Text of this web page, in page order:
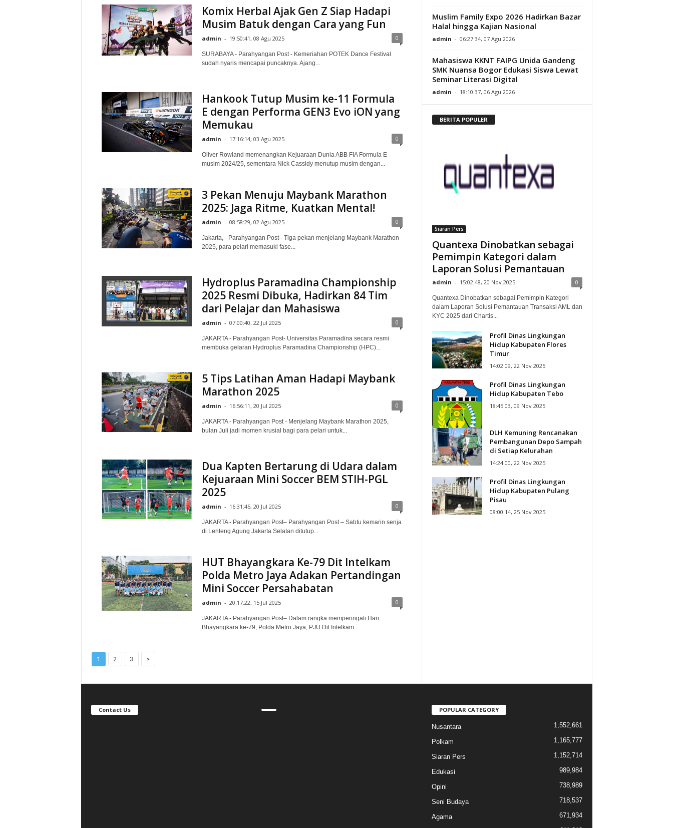
Komix Herbal Ajak Gen Z Siap Hadapi
Musim Batuk dengan Cara yang Fun
admin - 19:50:41, 08 Agu 2025 0
SURABAYA - Parahyangan Post - Kemeriahan POTEK Dance Festival
sudah nyaris mencapai puncaknya. Ajang...
Hankook Tutup Musim ke-11 Formula
E dengan Performa GEN3 Evo iON yang
Memukau
admin - 17:16:14, 03 Agu 2025 0
Oliver Rowland memenangkan Kejuaraan Dunia ABB FIA Formula E
musim 2024/25, sementara Nick Cassidy menutup musim dengan...
3 Pekan Menuju Maybank Marathon
2025: Jaga Ritme, Kuatkan Mental!
admin - 08:58:29, 02 Agu 2025 0
Jakarta, - Parahyangan Post– Tiga pekan menjelang Maybank Marathon
2025, para pelari memasuki fase...
Hydroplus Paramadina Championship
2025 Resmi Dibuka, Hadirkan 84 Tim
dari Pelajar dan Mahasiswa
admin - 07:00:40, 22 Jul 2025 0
JAKARTA - Parahyangan Post- Universitas Paramadina secara resmi
membuka gelaran Hydroplus Paramadina Championship (HPC)...
5 Tips Latihan Aman Hadapi Maybank
Marathon 2025
admin - 16:56:11, 20 Jul 2025 0
JAKARTA - Parahyangan Post - Menjelang Maybank Marathon 2025,
bulan Juli jadi momen krusial bagi para pelari untuk...
Dua Kapten Bertarung di Udara dalam
Kejuaraan Mini Soccer BEM STIH-PGL
2025
admin - 16:31:45, 20 Jul 2025 0
JAKARTA - Parahyangan Post– Parahyangan Post – Sabtu kemarin senja
di Lenteng Agung Jakarta Selatan ditutup...
HUT Bhayangkara Ke-79 Dit Intelkam
Polda Metro Jaya Adakan Pertandingan
Mini Soccer Persahabatan
admin - 20:17:22, 15 Jul 2025 0
JAKARTA - Parahyangan Post– Dalam rangka memperingati Hari
Bhayangkara ke-79, Polda Metro Jaya, PJU Dit Intelkam...
1 2 3 >
Muslim Family Expo 2026 Hadirkan Bazar
Halal hingga Kajian Nasional
admin - 06:27:34, 07 Agu 2026
Mahasiswa KKNT FAIPG Unida Gandeng
SMK Nuansa Bogor Edukasi Siswa Lewat
Seminar Literasi Digital
admin - 18:10:37, 06 Agu 2026
BERITA POPULER
Siaran Pers
Quantexa Dinobatkan sebagai
Pemimpin Kategori dalam
Laporan Solusi Pemantauan
admin - 15:02:48, 20 Nov 2025 0
Quantexa Dinobatkan sebagai Pemimpin Kategori
dalam Laporan Solusi Pemantauan Transaksi AML dan
KYC 2025 dari Chartis...
Profil Dinas Lingkungan
Hidup Kabupaten Flores
Timur
14:02:09, 22 Nov 2025
Profil Dinas Lingkungan
Hidup Kabupaten Tebo
18:45:03, 09 Nov 2025
DLH Kemuning Rencanakan
Pembangunan Depo Sampah
di Setiap Kelurahan
14:24:00, 22 Nov 2025
Profil Dinas Lingkungan
Hidup Kabupaten Pulang
Pisau
08:00:14, 25 Nov 2025
Contact Us POPULAR CATEGORY
Nusantara 1,552,661
Polkam 1,165,777
Siaran Pers 1,152,714
Edukasi 989,984
Opini 738,989
Seni Budaya 718,537
Agama 671,934